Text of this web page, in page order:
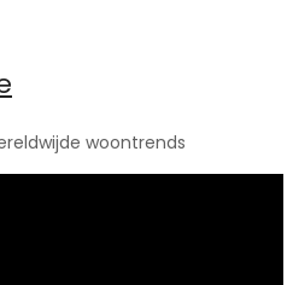
woontrends